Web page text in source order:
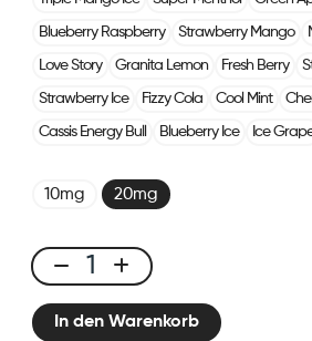
Blueberry Raspberry Strawberry Mango
Love Story Granita Lemon Fresh Berry
Strawberry Ice Fizzy Cola Cool Mint
Cassis Energy Bull Blueberry Ice Ice
10mg 20mg
X-
Line
Kit
In den Warenkorb